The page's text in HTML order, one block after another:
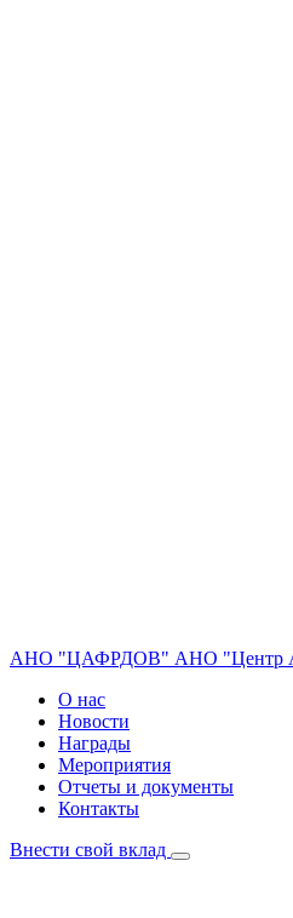
АНО "ЦАФРДОВ" АНО "Центр
О нас
Новости
Награды
Мероприятия
Отчеты и документы
Контакты
Внести свой вклад